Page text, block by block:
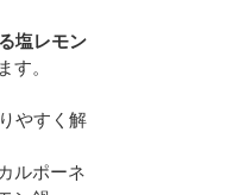
塩レモン
す。
やすく解
ルポーネ